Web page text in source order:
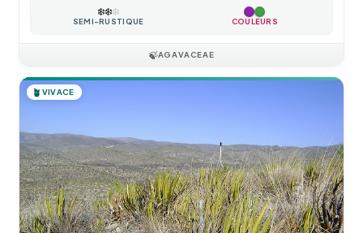
❄️❄️❄️
SEMI-RUSTIQUE COULEURS
🍃AGAVACEAE
🪴 VIVACE